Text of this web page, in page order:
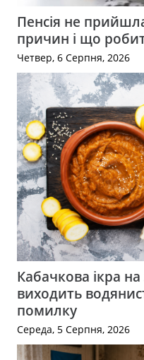
Пенсія не
причин і що
Четвер, 6 Серпня, 2026
Кабачкова ікра
виходить
помилку
Середа, 5 Серпня, 2026